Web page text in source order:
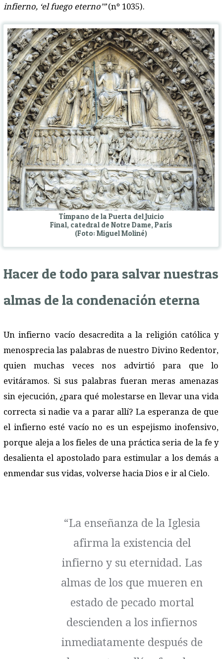
infierno, ‘el fuego eterno’”(nº 1035).
Tímpano de la Puerta del Juicio
Final, catedral de Notre Dame, París
(Foto: Miguel Moliné)
Hacer de todo para salvar nuestras
almas de la condenación eterna
Un infierno vacío desacredita a la religión católica y
menosprecia las palabras de nuestro Divino Redentor,
quien muchas veces nos advirtió para que lo
evitáramos. Si sus palabras fueran meras amenazas
sin ejecución, ¿para qué molestarse en llevar una vida
correcta si nadie va a parar allí? La esperanza de que
el infierno esté vacío no es un espejismo inofensivo,
porque aleja a los fieles de una práctica seria de la fe y
desalienta el apostolado para estimular a los demás a
enmendar sus vidas, volverse hacia Dios e ir al Cielo.
“La enseñanza de la Iglesia
afirma la existencia del
infierno y su eternidad. Las
almas de los que mueren en
estado de pecado mortal
descienden a los infiernos
inmediatamente después de